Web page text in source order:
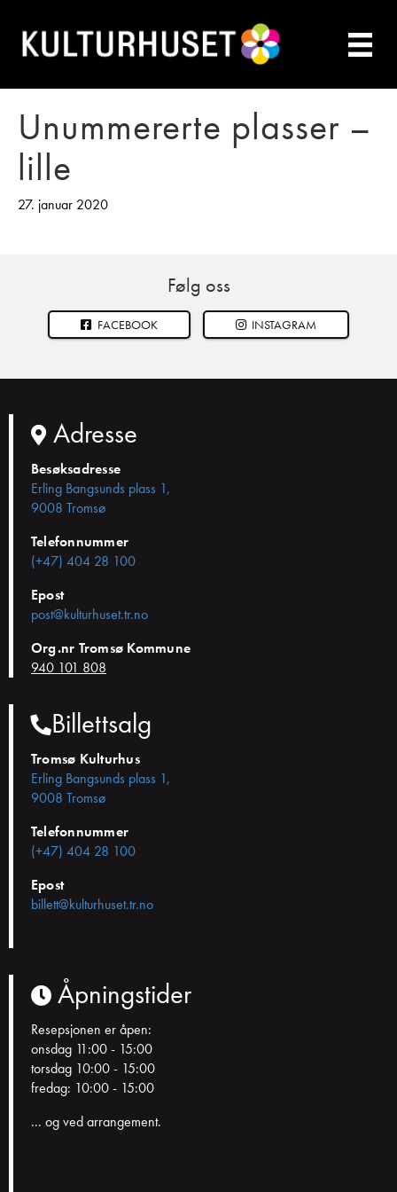
Unummererte plasser –
lille
27. januar 2020
Følg oss
FACEBOOK INSTAGRAM
Adresse
Besøksadresse
Erling Bangsunds plass 1,
9008 Tromsø
Telefonnummer
(+47) 404 28 100
Epost
post@kulturhuset.tr.no
Org.nr Tromsø Kommune
940 101 808
Billettsalg
Tromsø Kulturhus
Erling Bangsunds plass 1,
9008 Tromsø
Telefonnummer
(+47) 404 28 100
Epost
billett@kulturhuset.tr.no
Åpningstider
Resepsjonen er åpen:
onsdag 11:00 - 15:00
torsdag 10:00 - 15:00
fredag: 10:00 - 15:00
... og ved arrangement.